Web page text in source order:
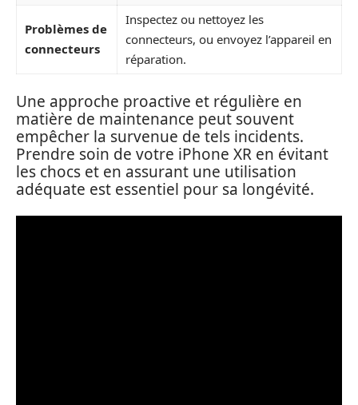
Problèmes de
connecteurs
Inspectez ou nettoyez les
connecteurs, ou envoyez l’appareil en
réparation.
Une approche proactive et régulière en
matière de maintenance peut souvent
empêcher la survenue de tels incidents.
Prendre soin de votre iPhone XR en évitant
les chocs et en assurant une utilisation
adéquate est essentiel pour sa longévité.